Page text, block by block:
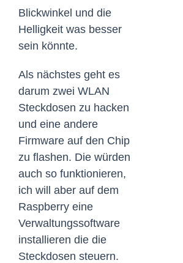
Blickwinkel und die
Helligkeit was besser
sein könnte.
Als nächstes geht es
darum zwei WLAN
Steckdosen zu hacken
und eine andere
Firmware auf den Chip
zu flashen. Die würden
auch so funktionieren,
ich will aber auf dem
Raspberry eine
Verwaltungssoftware
installieren die die
Steckdosen steuern.